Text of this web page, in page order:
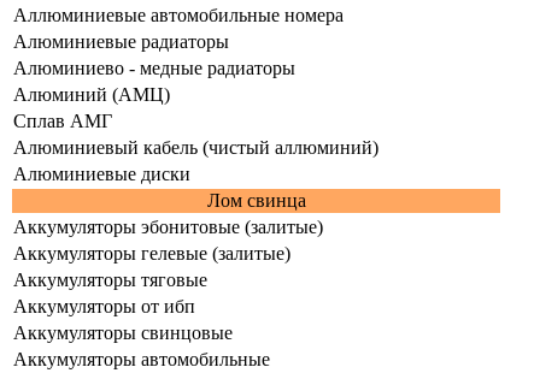
Аллюминиевые автомобильные номера
Алюминиевые радиаторы
Алюминиево - медные радиаторы
Алюминий (АМЦ)
Сплав АМГ
Алюминиевый кабель (чистый аллюминий)
Алюминиевые диски
Лом свинца
Аккумуляторы эбонитовые (залитые)
Аккумуляторы гелевые (залитые)
Аккумуляторы тяговые
Аккумуляторы от ибп
Аккумуляторы свинцовые
Аккумуляторы автомобильные